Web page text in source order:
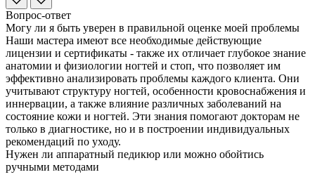
Вопрос-ответ
Могу ли я быть уверен в правильной оценке моей проблемы
Наши мастера имеют все необходимые действующие
лицензии и сертификаты - также их отличает глубокое знание
анатомии и физиологии ногтей и стоп, что позволяет им
эффективно анализировать проблемы каждого клиента. Они
учитывают структуру ногтей, особенности кровоснабжения и
иннервации, а также влияние различных заболеваний на
состояние кожи и ногтей. Эти знания помогают докторам не
только в диагностике, но и в построении индивидуальных
рекомендаций по уходу.
Нужен ли аппаратный педикюр или можно обойтись
ручными методами